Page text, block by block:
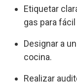
Etiquetar
gas para
Designar a
cocina.
Realizar